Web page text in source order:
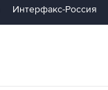
Интерфакс-Россия